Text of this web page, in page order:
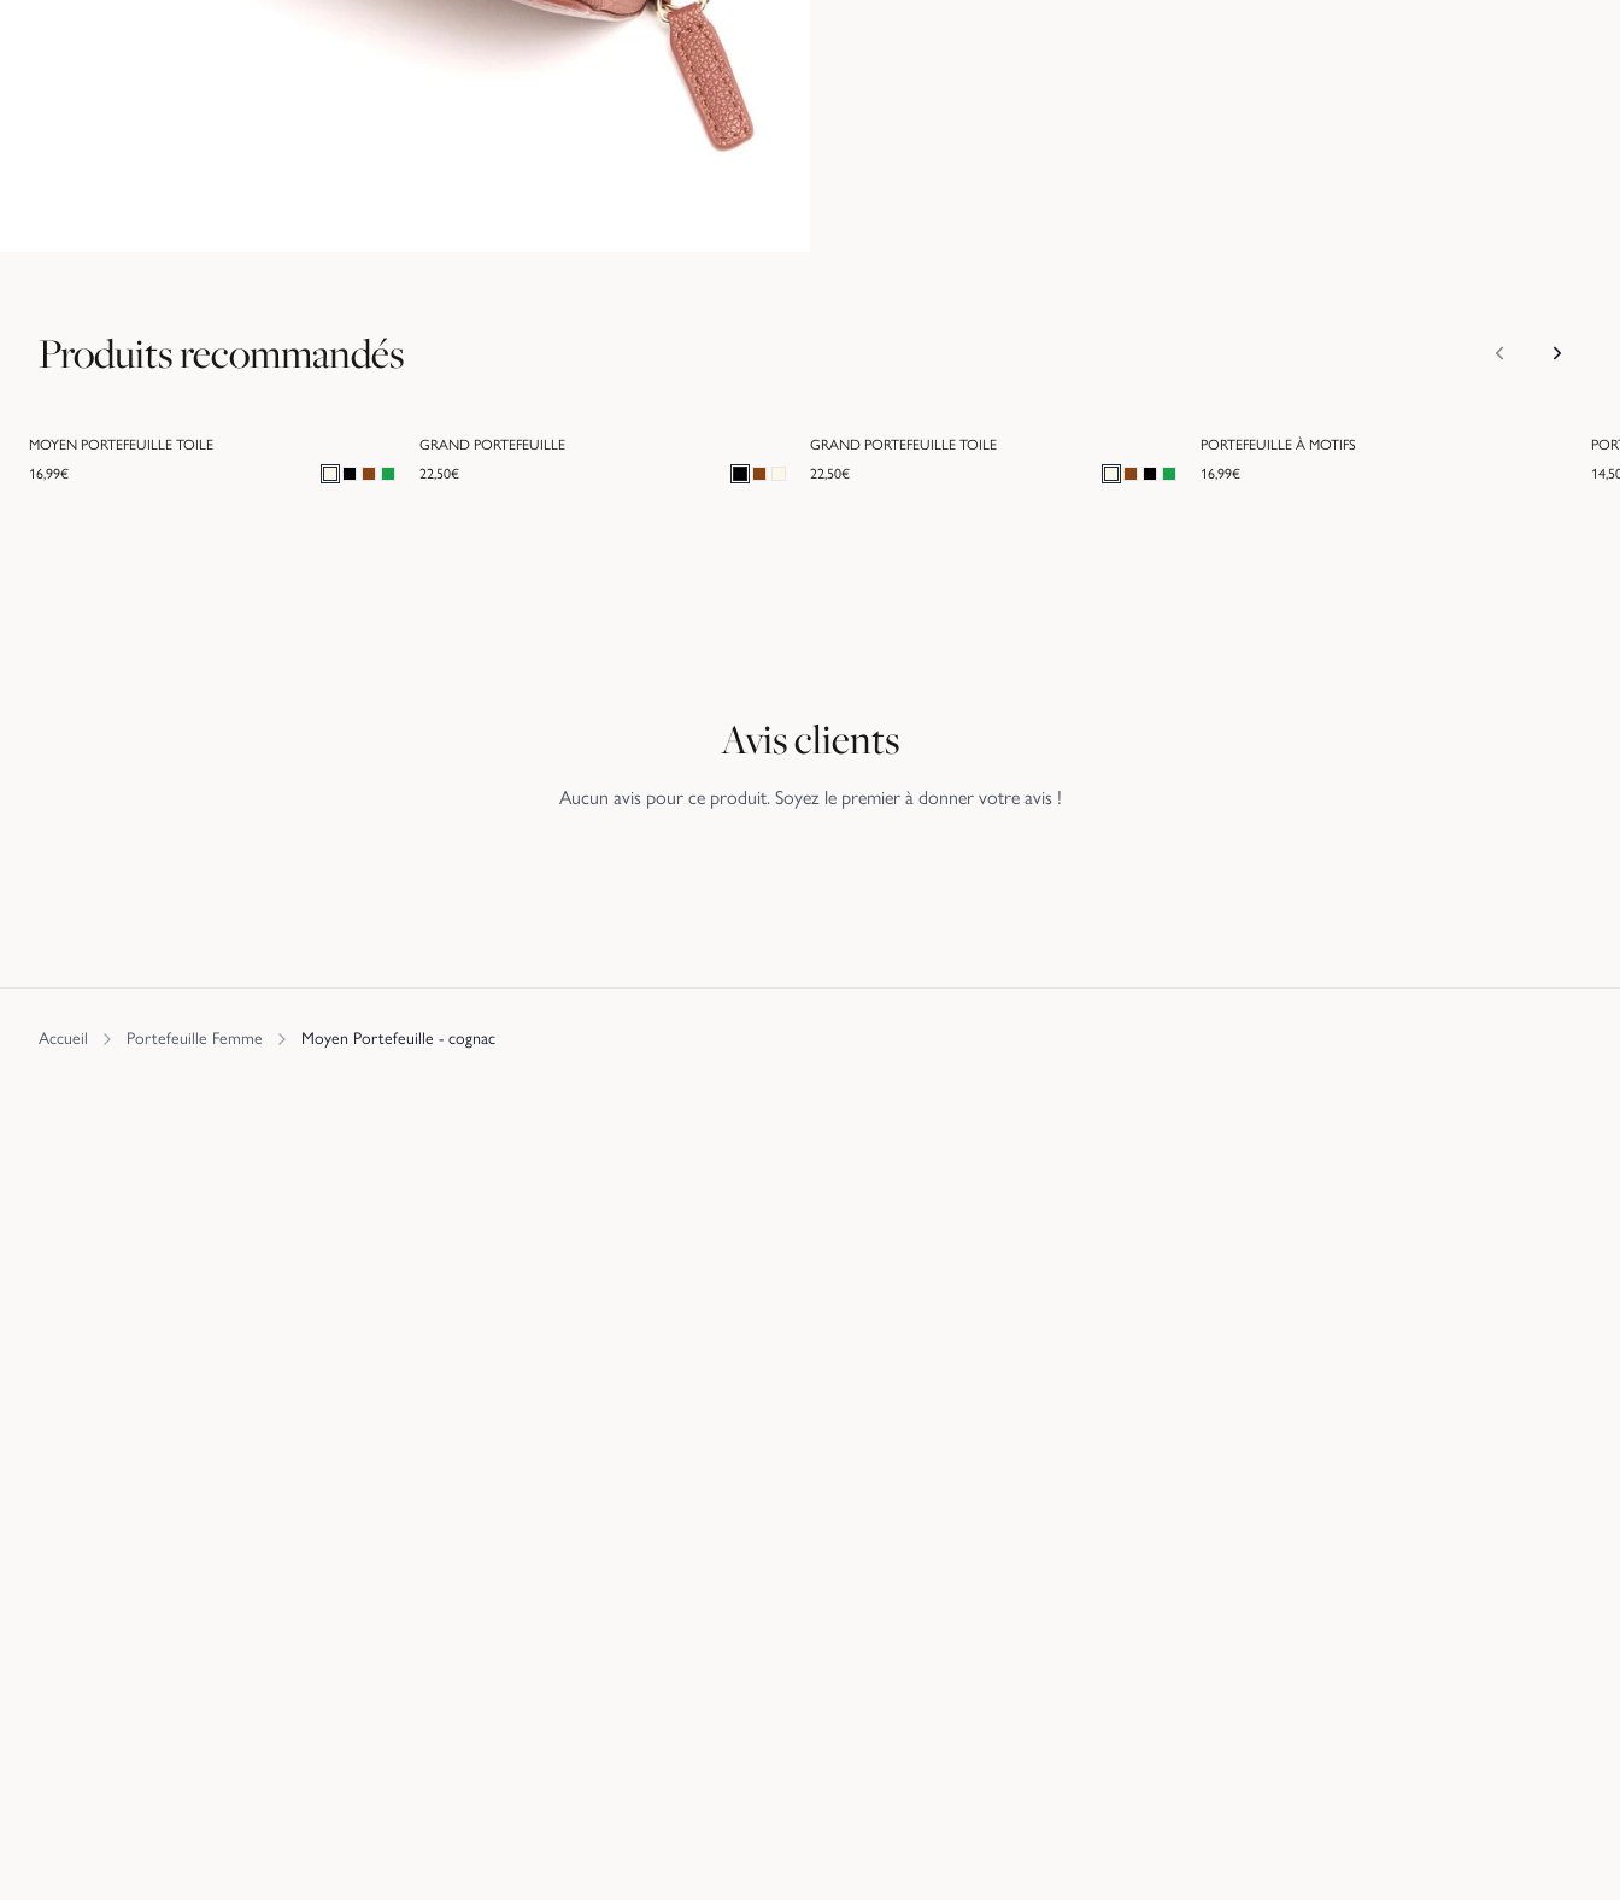
Produits recommandés
MOYEN PORTEFEUILLE TOILE
16,99€
GRAND PORTEFEUILLE
22,50€
GRAND PORTEFEUILLE TOILE
22,50€
PORTEFEUILLE À MOTIFS
16,99€
Avis clients
Aucun avis pour ce produit. Soyez le premier à donner votre avis !
Accueil Portefeuille Femme Moyen Portefeuille - cognac